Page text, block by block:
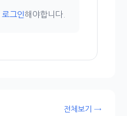
로그인해야합니다.
전체보기 →